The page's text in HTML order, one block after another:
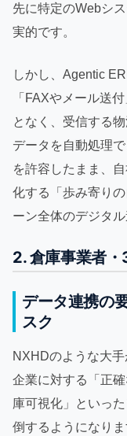
先に特定のWebシ
実的です。
しかし、Agentic
「FAXやメール送
となく、受信する
データを自動処理
を許容したまま、
化する「歩み寄り
ーン全体のデジタ
2. 倉庫事業者
データ連携の
スク
NXHDのような大
企業に対する「正
庫可視化」といっ
倒するようになりま